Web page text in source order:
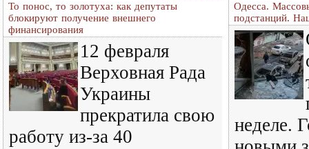
То понос, то золотуха: как депутаты
блокируют получение внешнего
финансирования
12 февраля
Верховная Рада
Украины
прекратила свою
работу из-за 40
Одесса.
подстанций.
неделе.